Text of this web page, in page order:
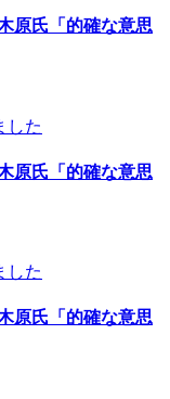
原氏「的確な意思
した
原氏「的確な意思
した
原氏「的確な意思